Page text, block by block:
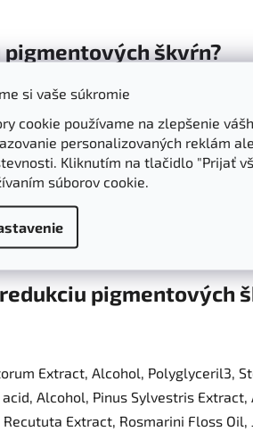
si vaše súkromie
cookie používame na zlepšenie
personalizovaných reklám
Kliknutím na tlačidlo "Prijať
súborov cookie.
škvŕn?
škvrny .
plných energie je mimoriadne
živiny, ktoré pomáhajú zosvetliť
pigmentových
Extract, Alcohol, Polyglyceril3,
Alcohol, Pinus Sylvestris
Extract, Rosmarini Floss